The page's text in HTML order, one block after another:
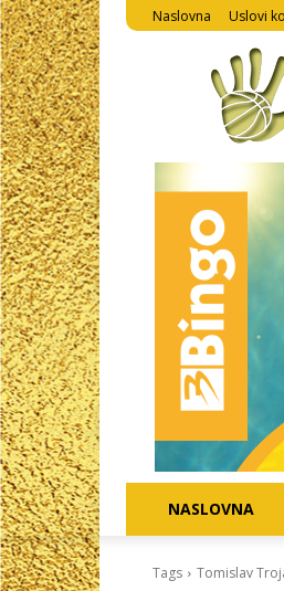
Naslovna Uslovi
NASLOVNA
Tags Tomislav